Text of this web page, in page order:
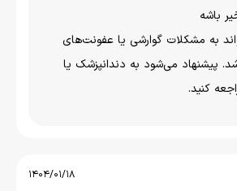
باشه
به مشکلات گوارشی یا عفونت‌های
پیشنهاد می‌شود به دندانپزشک یا
کنید.
1404/01/18